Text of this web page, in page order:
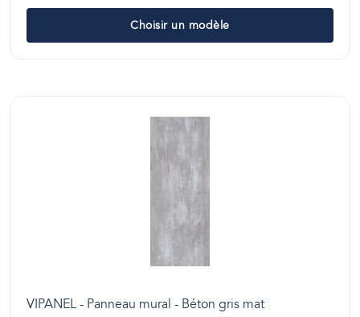
Choisir un modèle
VIPANEL - Panneau mural - Béton gris mat